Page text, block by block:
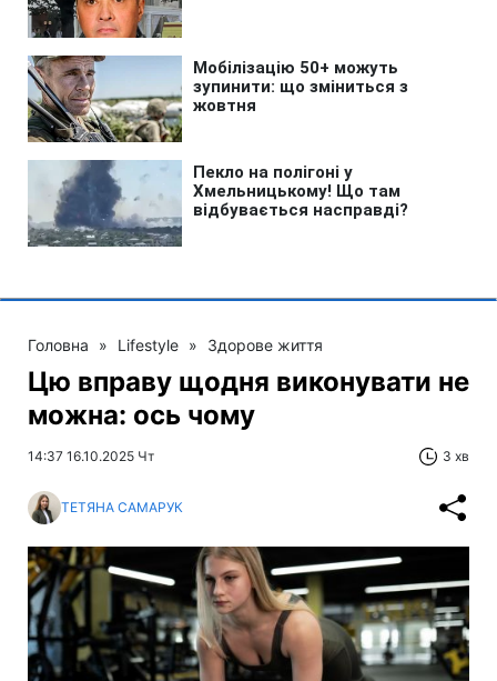
Головна » Lifestyle » Здорове життя
Цю вправу щодня виконувати не
можна: ось чому
14:37 16.10.2025 Чт 3 хв
ТЕТЯНА САМАРУК